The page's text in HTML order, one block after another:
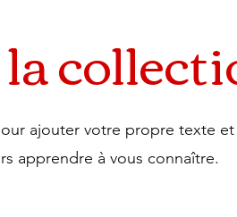
ajouter votre propre texte
apprendre à vous connaître.